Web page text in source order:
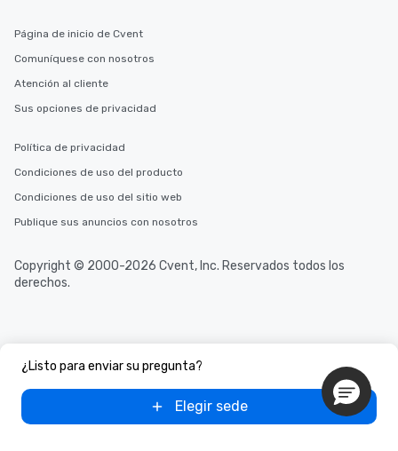
¿Listo para enviar su pregunta?
Elegir sede
Página de inicio de Cvent
Comuníquese con nosotros
Atención al cliente
Sus opciones de privacidad
Política de privacidad
Condiciones de uso del producto
Condiciones de uso del sitio web
Publique sus anuncios con nosotros
Copyright © 2000-2026 Cvent, Inc. Reservados todos los
derechos.